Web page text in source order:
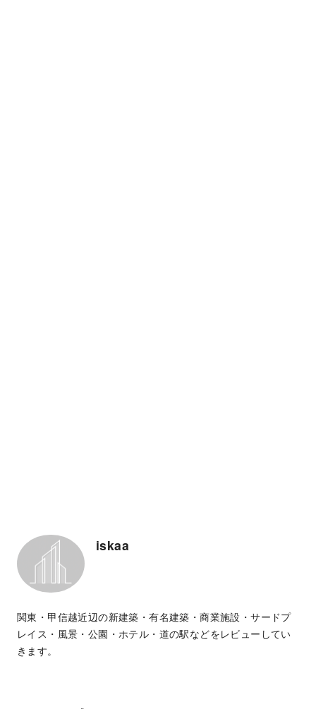
iskaa
関東・甲信越近辺の新建築・有名建築・商業施設・サードプ
レイス・風景・公園・ホテル・道の駅などをレビューしてい
きます。